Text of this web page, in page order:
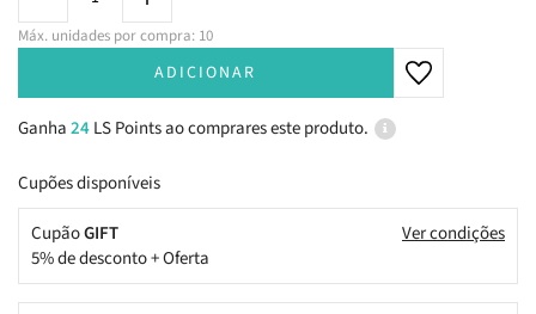
Máx. unidades por compra: 10
ADICIONAR
Ganha24LS Points ao comprares este produto.
Cupões disponíveis
CupãoGIFT
5% de desconto + Oferta
Ver condições